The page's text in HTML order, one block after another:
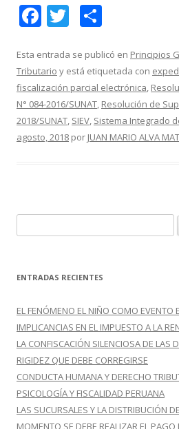
F
e
b
o
o
k
T
itt
er
m
p
ar
ti
r
Esta entrada se publicó en Principios
Tributario y está etiquetada con
fiscalización parcial electrónica,
N° 084-2016/SUNAT, Resolución de
2018/SUNAT, SIEV, Sistema Integrado
agosto, 2018 por JUAN MARIO ALVA
u
c
r
:
ENTRADAS RECIENTES
EL FENÓMENO EL NIÑO COMO EVENTO
IMPLICANCIAS EN EL IMPUESTO A LA
LA CONFISCACIÓN SILENCIOSA DE LAS
RIGIDEZ QUE DEBE CORREGIRSE
CONDUCTA HUMANA Y DERECHO
PSICOLOGÍA Y FISCALIDAD PERUANA
LAS SUCURSALES Y LA DISTRIBUCIÓN
MOMENTO SE DEBE REALIZAR EL PAGO